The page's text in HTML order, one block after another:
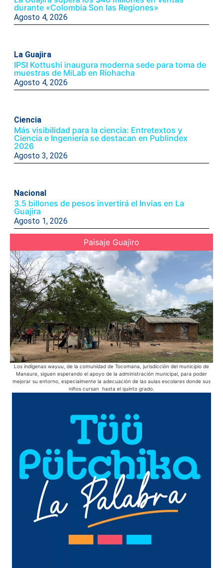
durante «Colombia Son las Regiones»
Agosto 4, 2026
La Guajira
IPSI Kottushi inaugura moderna sede para toma de
muestras de MiLab en Riohacha
Agosto 4, 2026
Ciencia
Más visibilidad para la ciencia: Entretextos y
Ciencia e Ingeniería se destacan en Publindex
2026
Agosto 3, 2026
Nacional
3.5 billones de pesos invertirá el Invias en La
Guajira
Agosto 1, 2026
Paisaje Guajiro
Los indígenas wayuu, de la comunidad de Tocomana, jurisdicción del municipio de
Manaure, siguen esperando el apoyo de la administración municipal, para poder
mejorar su entorno, especialmente la adecuación de las aulas escolares donde sus
niños cursan hasta el quinto grado.